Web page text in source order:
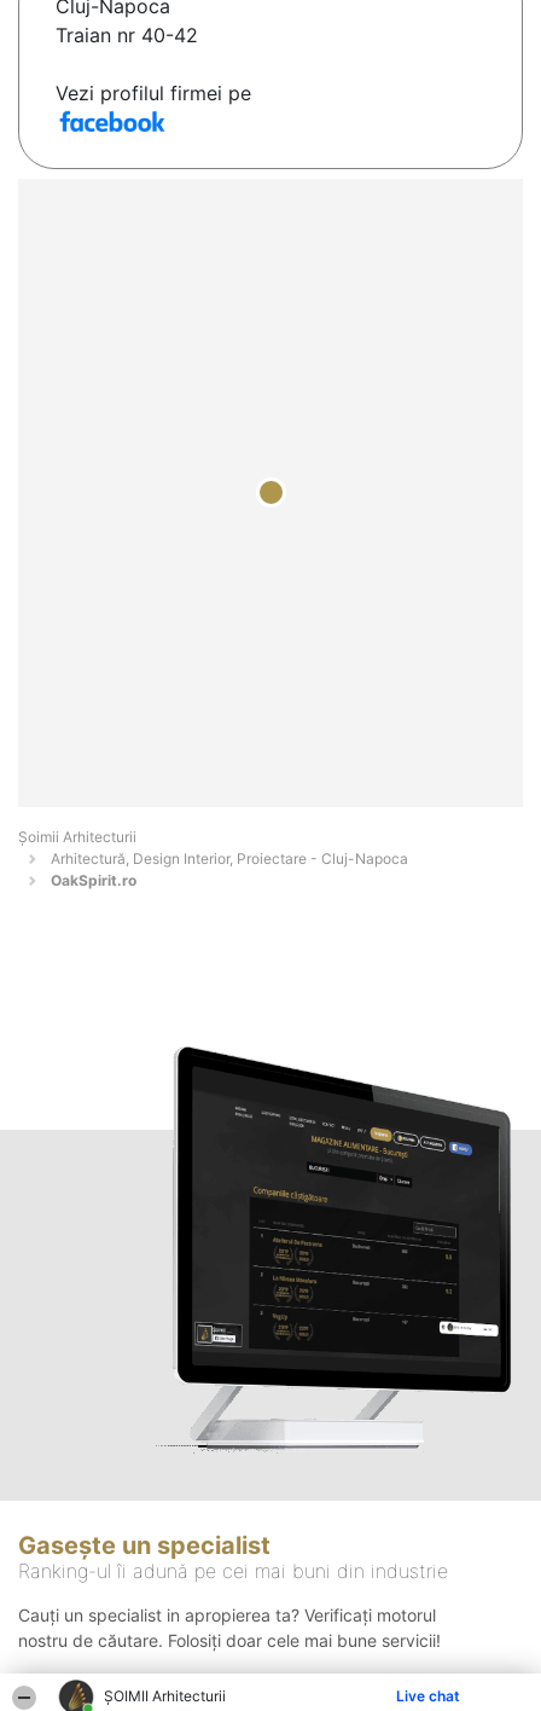
ȘOIMII Arhitecturii Live chat
Cluj-Napoca
Traian nr 40-42
Vezi profilul firmei pe
Șoimii Arhitecturii
Arhitectură, Design Interior, Proiectare - Cluj-Napoca
OakSpirit.ro
Gasește un specialist
Ranking-ul îi adună pe cei mai buni din industrie
Cauți un specialist in apropierea ta? Verificați motorul
nostru de căutare. Folosiți doar cele mai bune servicii!